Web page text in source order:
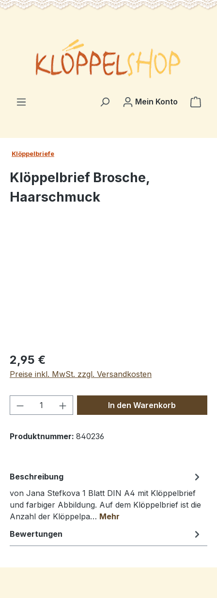
springen
Mein Konto
Klöppelbriefe
Klöppelbrief Brosche,
Haarschmuck
2,95 €
Preise inkl. MwSt. zzgl. Versandkosten
Produkt Anzahl: Gib denIn den Warenkorb
Produktnummer: 840236
Beschreibung
von Jana Stefkova 1 Blatt DIN A4 mit Klöppelbrief
und farbiger Abbildung. Auf dem Klöppelbrief ist die
Anzahl der Klöppelpa… Mehr
Bewertungen